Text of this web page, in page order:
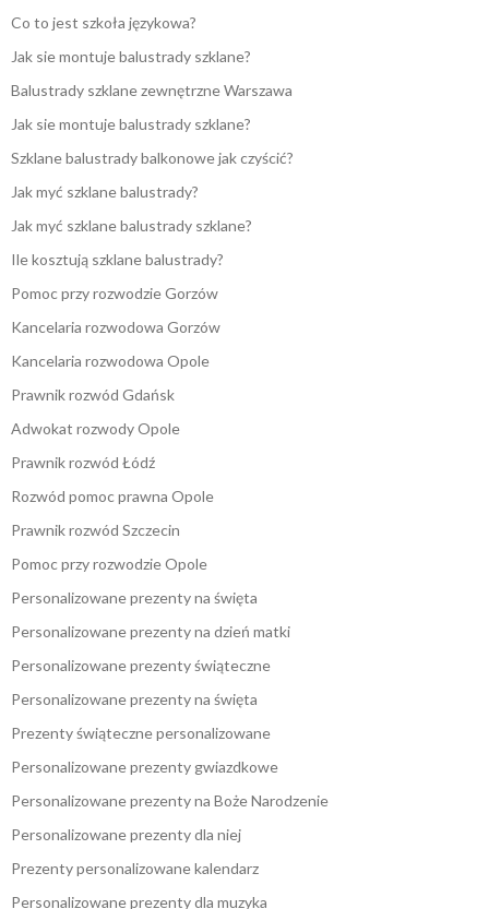
Co to jest szkoła językowa?
Jak sie montuje balustrady szklane?
Balustrady szklane zewnętrzne Warszawa
Jak sie montuje balustrady szklane?
Szklane balustrady balkonowe jak czyścić?
Jak myć szklane balustrady?
Jak myć szklane balustrady szklane?
Ile kosztują szklane balustrady?
Pomoc przy rozwodzie Gorzów
Kancelaria rozwodowa Gorzów
Kancelaria rozwodowa Opole
Prawnik rozwód Gdańsk
Adwokat rozwody Opole
Prawnik rozwód Łódź
Rozwód pomoc prawna Opole
Prawnik rozwód Szczecin
Pomoc przy rozwodzie Opole
Personalizowane prezenty na święta
Personalizowane prezenty na dzień matki
Personalizowane prezenty świąteczne
Personalizowane prezenty na święta
Prezenty świąteczne personalizowane
Personalizowane prezenty gwiazdkowe
Personalizowane prezenty na Boże Narodzenie
Personalizowane prezenty dla niej
Prezenty personalizowane kalendarz
Personalizowane prezenty dla muzyka